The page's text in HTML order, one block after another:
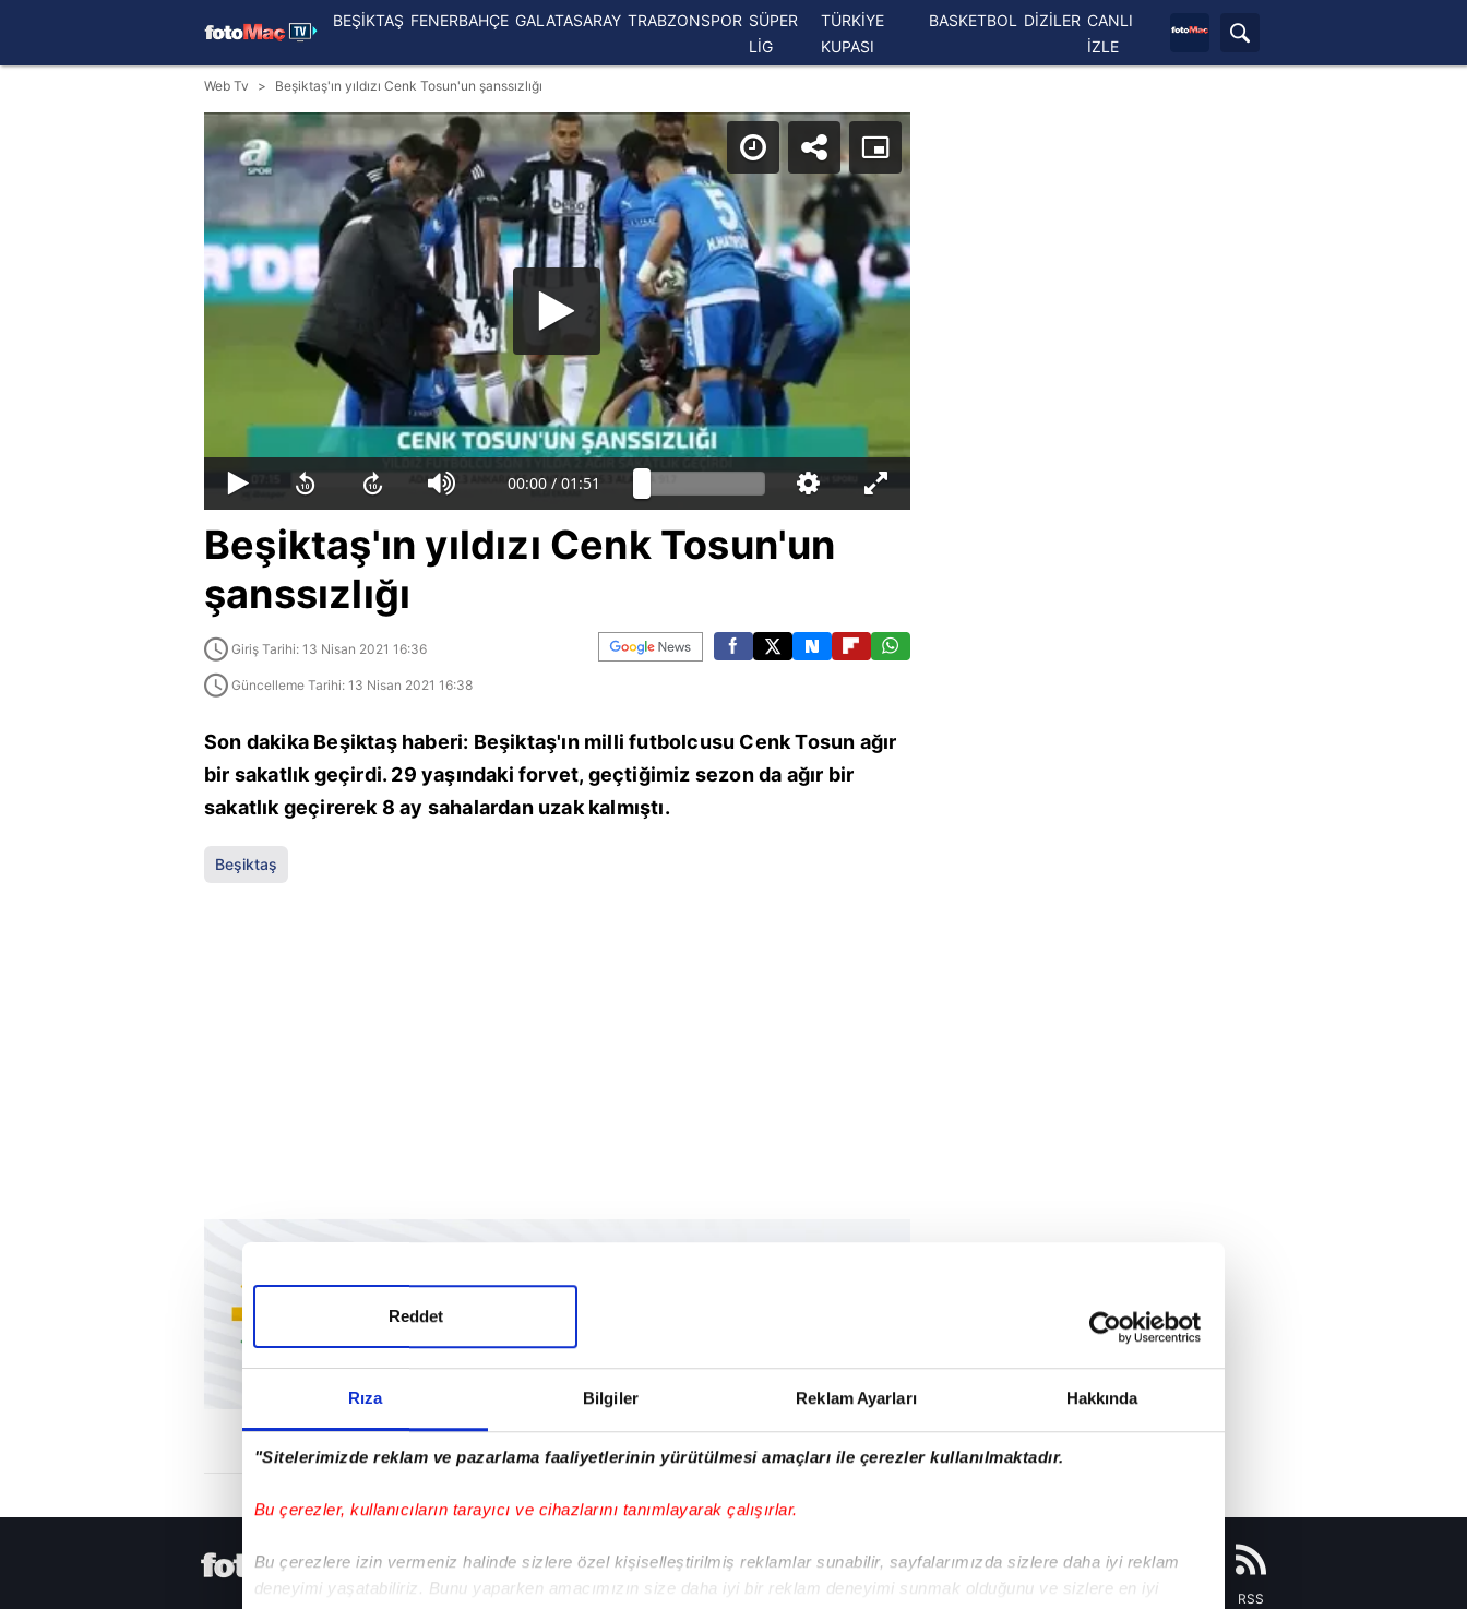
Rıza Bilgiler Reklam Ayarları Hakkında
"Sitelerimizde reklam ve pazarlama faaliyetlerinin yürütülmesi amaçları ile çerezler kullanılmaktadır.
Bu çerezler, kullanıcıların tarayıcı ve cihazlarını tanımlayarak çalışırlar.
Bu çerezlere izin vermeniz halinde sizlere özel kişiselleştirilmiş reklamlar sunabilir, sayfalarımızda sizlere daha iyi reklam
deneyimi yaşatabiliriz. Bunu yaparken amacımızın size daha iyi bir reklam deneyimi sunmak olduğunu ve sizlere en iyi
Reddet
BEŞİKTAŞ FENERBAHÇE GALATASARAY TRABZONSPOR SÜPER
LİG
TÜRKİYE
KUPASI
BASKETBOL DİZİLER CANLI
İZLE
Web Tv Beşiktaş'ın yıldızı Cenk Tosun'un şanssızlığı
00:00 / 01:51
Beşiktaş'ın yıldızı Cenk Tosun'un
şanssızlığı
Giriş Tarihi: 13 Nisan 2021 16:36
Güncelleme Tarihi: 13 Nisan 2021 16:38
Son dakika Beşiktaş haberi: Beşiktaş'ın milli futbolcusu Cenk Tosun ağır
bir sakatlık geçirdi. 29 yaşındaki forvet, geçtiğimiz sezon da ağır bir
sakatlık geçirerek 8 ay sahalardan uzak kalmıştı.
Beşiktaş
HER YERDE!
RSS